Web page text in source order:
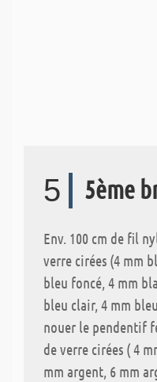
5 5ème
Env. 100 cm de fil
verre cirées (4 mm
bleu foncé, 4 mm
bleu clair, 4 mm
nouer le pendentif
de verre cirées ( 4
mm argent, 6 mm